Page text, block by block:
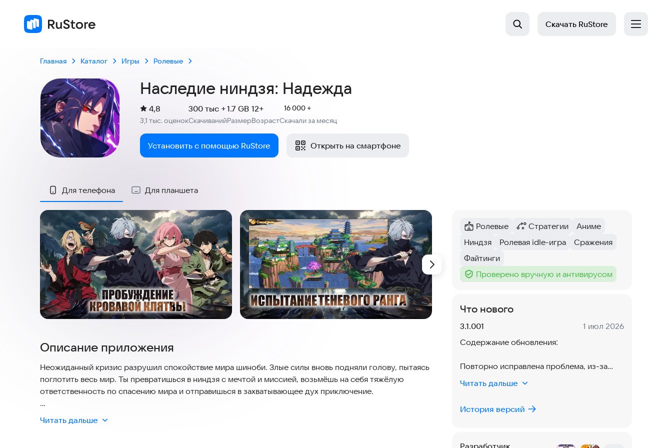
Скачать RuStore
Главная Каталог Игры Ролевые
Наследие ниндзя: Надежда
Рейтинг:
4,8
3,1 тыс. оценокСкачиваний
300 тыс +
Размер
1.7 GB
Возраст
12+
16 000 +
Скачали за месяц
Установить с помощью RuStore Открыть на смартфоне
Для телефона Для планшета
Описание приложения
Неожиданный кризис разрушил спокойствие мира шиноби. Злые силы вновь подняли голову, пытаясь
поглотить весь мир. Ты превратишься в ниндзя с мечтой и миссией, возьмёшь на себя тяжёлую
ответственность по спасению мира и отправишься в захватывающее дух приключение.
В игре представлено множество персонажей-ниндзя на выбор и для прокачки. У каждого ниндзя
уникальные навыки и таланты. Ты можешь собрать свою идеальную команду ниндзя в соответствии
Читать дальше
Категория:
Ролевые
Категория:
Стратегии
Тег:
Аниме
Тег:
Ниндзя
Тег:
Ролевая idle-игра
Тег:
Сражения
Тег:
Файтинги
Тег :
Проверено вручную и антивирусом
Что нового
Версия:
3.1.001 Дата:
1 июл 2026
Содержание обновления:
Повторно исправлена проблема, из-за
которой игроки не могли войти в игру
через VK.
Все игроки, у которых возникли
Читать дальше
История версий
Разработчик